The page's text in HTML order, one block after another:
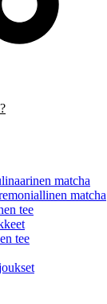
matcha
matcha
tee
tee